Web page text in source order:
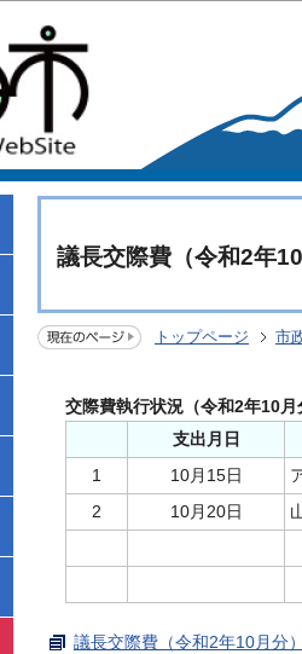
議長交際費（令和2年10
トップページ 市
交際費執行状況（令和2年10月
支出月日
1
10月15日
2
10月20日
議長交際費（令和2年10月分